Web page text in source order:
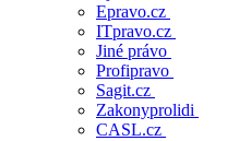
Epravo.cz
ITpravo.cz
Jiné právo
Profipravo
Sagit.cz
Zakonyprolidi
CASL.cz